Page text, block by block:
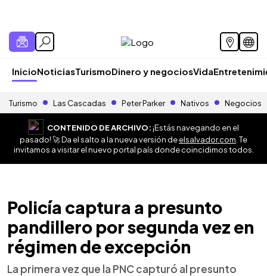
InicioNoticiasTurismoDinero y negociosVida
Turismo Las Cascadas Peter Parker Nativos Negocios
CONTENIDO DE ARCHIVO:¡Estás navegando en el
pasado! 🚀 Da el salto a la nueva versión deelsalvador.com . Te
invitamos a visitar el nuevo portal país donde coincidimos todos.
Policía captura a presunto
pandillero por segunda vez en
régimen de excepción
La primera vez que la PNC capturó al presunto